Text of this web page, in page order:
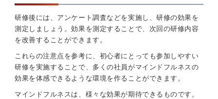
研修後には、アンケート調査などを実施し、研修の効果を
測定しましょう。効果を測定することで、次回の研修内容
を改善することができます。
これらの注意点を参考に、初心者にとっても参加しやすい
研修を実施することで、多くの社員がマインドフルネスの
効果を体感できるような環境を作ることができます。
マインドフルネスは、様々な効果が期待できるものです。